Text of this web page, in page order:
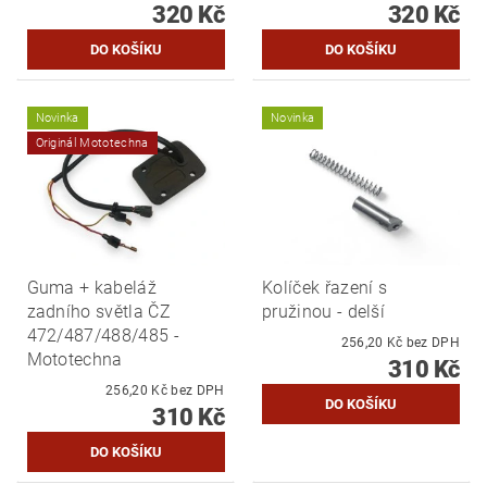
320 Kč 320 Kč
Novinka
Originál Mototechna
Guma + kabeláž
zadního světla ČZ
472/487/488/485 -
Mototechna
256,20 Kč bez DPH
310 Kč
Novinka
Kolíček řazení s
pružinou - delší
256,20 Kč bez DPH
310 Kč